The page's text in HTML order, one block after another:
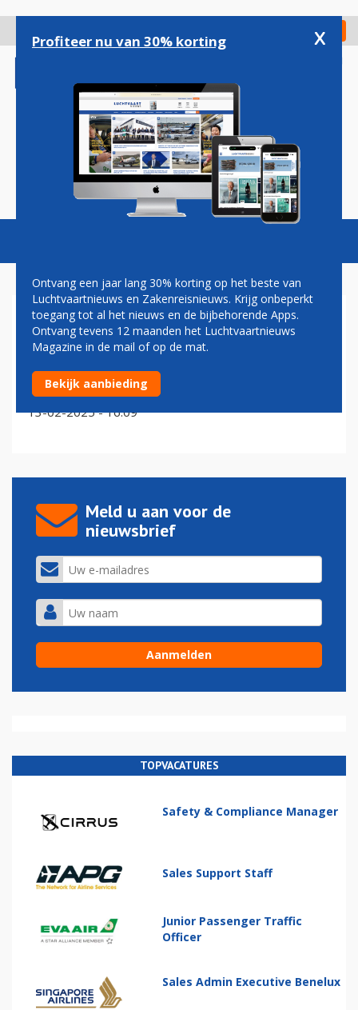
gaan
Check in
Magazine Podcasts Vacatures
NATIONALE MANIFESTATIE
Brussels Airport verwacht extra drukke vrijdag na
platlegging vliegverkeer door staking
13-02-2025 - 16:09
Meld u aan voor de
nieuwsbrief
TOPVACATURES
Safety & Compliance Manager
Sales Support Staff
Junior Passenger Traffic
Officer
Sales Admin Executive Benelux
Profiteer nu van 30% korting x
Ontvang een jaar lang 30% korting op het beste van
Luchtvaartnieuws en Zakenreisnieuws. Krijg onbeperkt
toegang tot al het nieuws en de bijbehorende Apps.
Ontvang tevens 12 maanden het Luchtvaartnieuws
Magazine in de mail of op de mat.
Bekijk aanbieding